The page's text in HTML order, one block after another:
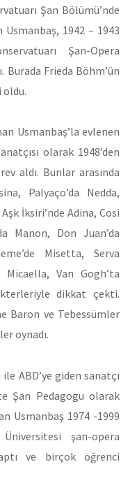
Şan Bölümü’nde
1942 – 1943
Şan-Opera
Burada Frieda Böhm’ün
oldu.
Usmanbaş’la evlenen
olarak 1948’den
aldı. Bunlar arasında
Palyaço’da Nedda,
İksiri’nde Adina, Cosi
Manon, Don Juan’da
Misetta, Serva
Micaella, Van Gogh’ta
dikkat çekti.
Baron ve Tebessümler
oynadı.
ABD’ye giden sanatçı
Şan Pedagogu olarak
Usmanbaş 1974 -1999
şan-opera
ve birçok öğrenci